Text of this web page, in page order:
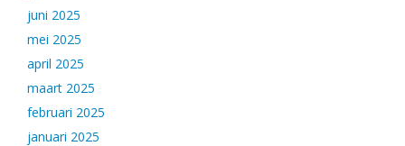
juni 2025
mei 2025
april 2025
maart 2025
februari 2025
januari 2025